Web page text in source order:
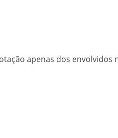
apenas dos envolvidos